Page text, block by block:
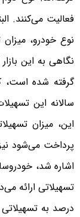
فعالیت می‌کنند.
نوع خودرو،
نگاهی به این
گرفته شده است،
این، میزان
اشاره شد،
تسهیلاتی ارائه